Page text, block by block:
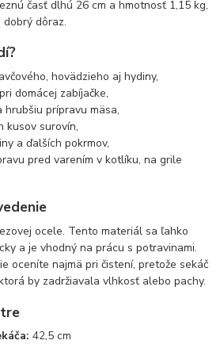
časť dlhú 26 cm a hmotnosť 1,15 kg,
dobrý dôraz.
hovädzieho aj hydiny,
domácej zabíjačke,
prípravu mäsa,
kusov surovín,
a ďalších pokrmov,
pred varením v kotlíku, na grile
ocele. Tento materiál sa ľahko
a je vhodný na prácu s potravinami.
oceníte najmä pri čistení, pretože sekáč
by zadržiavala vlhkosť alebo pachy.
42,5 cm